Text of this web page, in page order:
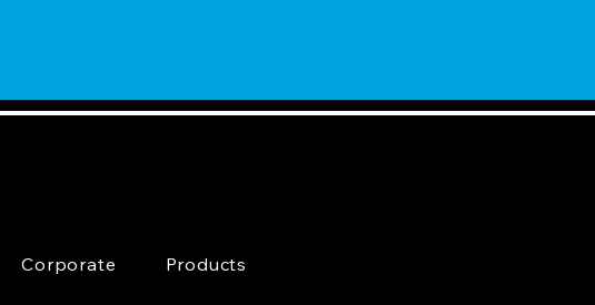
Corporate Products